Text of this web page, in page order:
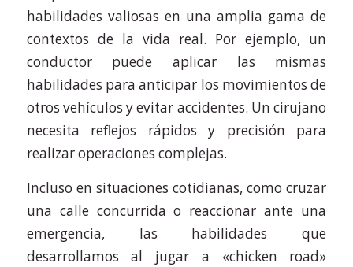
habilidades valiosas en una amplia gama de
contextos de la vida real. Por ejemplo, un
conductor puede aplicar las mismas
habilidades para anticipar los movimientos de
otros vehículos y evitar accidentes. Un cirujano
necesita reflejos rápidos y precisión para
realizar operaciones complejas.
Incluso en situaciones cotidianas, como cruzar
una calle concurrida o reaccionar ante una
emergencia, las habilidades que
desarrollamos al jugar a «chicken road»